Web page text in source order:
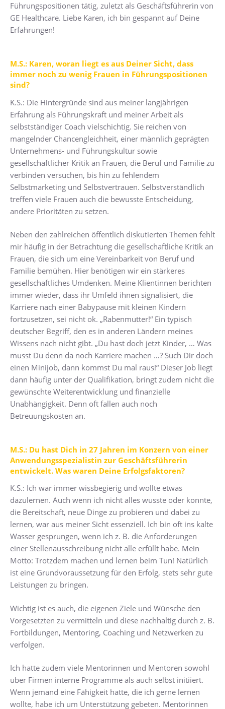
Führungspositionen tätig, zuletzt als Geschäftsführerin von
GE Healthcare. Liebe Karen, ich bin gespannt auf Deine
Erfahrungen!
M.S.: Karen, woran liegt es aus Deiner Sicht, dass
immer noch zu wenig Frauen in Führungspositionen
sind?
K.S.: Die Hintergründe sind aus meiner langjährigen
Erfahrung als Führungskraft und meiner Arbeit als
selbstständiger Coach vielschichtig. Sie reichen von
mangelnder Chancengleichheit, einer männlich geprägten
Unternehmens- und Führungskultur sowie
gesellschaftlicher Kritik an Frauen, die Beruf und Familie zu
verbinden versuchen, bis hin zu fehlendem
Selbstmarketing und Selbstvertrauen. Selbstverständlich
treffen viele Frauen auch die bewusste Entscheidung,
andere Prioritäten zu setzen.
Neben den zahlreichen öffentlich diskutierten Themen fehlt
mir häufig in der Betrachtung die gesellschaftliche Kritik an
Frauen, die sich um eine Vereinbarkeit von Beruf und
Familie bemühen. Hier benötigen wir ein stärkeres
gesellschaftliches Umdenken. Meine Klientinnen berichten
immer wieder, dass ihr Umfeld ihnen signalisiert, die
Karriere nach einer Babypause mit kleinen Kindern
fortzusetzen, sei nicht ok. „Rabenmutter!“ Ein typisch
deutscher Begriff, den es in anderen Ländern meines
Wissens nach nicht gibt. „Du hast doch jetzt Kinder, … Was
musst Du denn da noch Karriere machen …? Such Dir doch
einen Minijob, dann kommst Du mal raus!“ Dieser Job liegt
dann häufig unter der Qualifikation, bringt zudem nicht die
gewünschte Weiterentwicklung und finanzielle
Unabhängigkeit. Denn oft fallen auch noch
Betreuungskosten an.
M.S.: Du hast Dich in 27 Jahren im Konzern von einer
Anwendungsspezialistin zur Geschäftsführerin
entwickelt. Was waren Deine Erfolgsfaktoren?
K.S.: Ich war immer wissbegierig und wollte etwas
dazulernen. Auch wenn ich nicht alles wusste oder konnte,
die Bereitschaft, neue Dinge zu probieren und dabei zu
lernen, war aus meiner Sicht essenziell. Ich bin oft ins kalte
Wasser gesprungen, wenn ich z. B. die Anforderungen
einer Stellenausschreibung nicht alle erfüllt habe. Mein
Motto: Trotzdem machen und lernen beim Tun! Natürlich
ist eine Grundvoraussetzung für den Erfolg, stets sehr gute
Leistungen zu bringen.
Wichtig ist es auch, die eigenen Ziele und Wünsche den
Vorgesetzten zu vermitteln und diese nachhaltig durch z. B.
Fortbildungen, Mentoring, Coaching und Netzwerken zu
verfolgen.
Ich hatte zudem viele Mentorinnen und Mentoren sowohl
über Firmen interne Programme als auch selbst initiiert.
Wenn jemand eine Fähigkeit hatte, die ich gerne lernen
wollte, habe ich um Unterstützung gebeten. Mentorinnen